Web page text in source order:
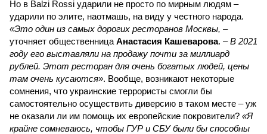
Но в Balzi Rossi ударили не просто по мирным людям –
ударили по элите, наотмашь, на виду у честного народа.
«Это один из самых дорогих ресторанов Москвы, –
уточняет общественница Анастасия Кашеварова. –В 2021
году его выставляли на продажу почти за миллиард
рублей. Этот ресторан для очень богатых людей, цены
там очень кусаются». Вообще, возникают некоторые
сомнения, что украинские террористы смогли бы
самостоятельно осуществить диверсию в таком месте – уж
не оказали ли им помощь их европейские покровители? «Я
крайне сомневаюсь, чтобы ГУР и СБУ были бы способны